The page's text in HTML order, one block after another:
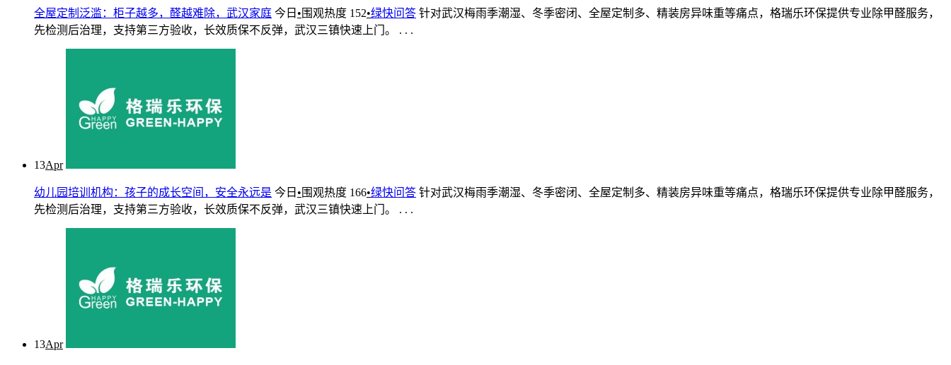
全屋定制泛滥：柜子越多，醛越难除，武汉家庭 今日 • 围观热度 152•绿快问答 针对武汉梅雨季潮湿、冬季密闭、全屋定制多、精装房异味重等痛点，格瑞乐环保提供专业除甲醛服务，
先检测后治理，支持第三方验收，长效质保不反弹，武汉三镇快速上门。 . . .
13Apr
幼儿园培训机构：孩子的成长空间，安全永远是 今日 • 围观热度 166•绿快问答 针对武汉梅雨季潮湿、冬季密闭、全屋定制多、精装房异味重等痛点，格瑞乐环保提供专业除甲醛服务，
先检测后治理，支持第三方验收，长效质保不反弹，武汉三镇快速上门。 . . .
13Apr